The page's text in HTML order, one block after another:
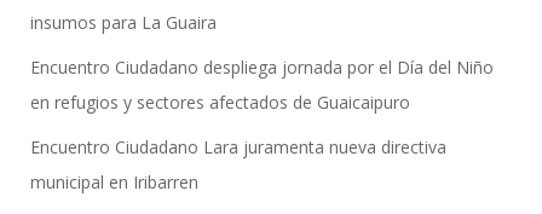
insumos para La Guaira
Encuentro Ciudadano despliega jornada por el Día del Niño
en refugios y sectores afectados de Guaicaipuro
Encuentro Ciudadano Lara juramenta nueva directiva
municipal en Iribarren